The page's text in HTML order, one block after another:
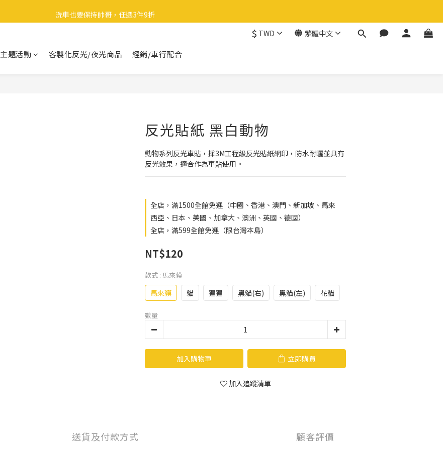
🎉 全館滿 599 免運（台灣本島）下單後 2 個工作天內寄出
洗車也要保持帥哥，任選3件9折
🎉 全館滿 599 免運（台灣本島）下單後 2 個工作天內寄出
$ TWD 繁體中文
主題活動 客製化反光/夜光商品 經銷/車行配合
反光貼紙 黑白動物
動物系列反光車貼，採3M工程級反光貼紙網印，防水耐曬並具有
反光效果，適合作為車貼使用。
全店，滿1500全館免運（中國、香港、澳門、新加坡、馬來
西亞、日本、美國、加拿大、澳洲、英國、德國）
全店，滿599全館免運（限台灣本島）
NT$120
款式 : 馬來貘
馬來貘 貓 猩猩 黑貓(右) 黑貓(左) 花貓
數量
加入購物車 立即購買
加入追蹤清單
送貨及付款方式 顧客評價